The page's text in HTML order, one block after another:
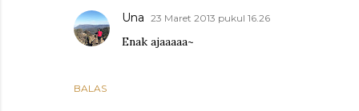
BALAS
Una 23 Maret 2013 pukul 16.26
Enak ajaaaaa~